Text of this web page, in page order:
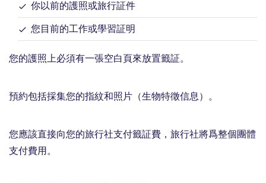
你以前的護照或旅行証件
您目前的工作或學習証明
您的護照上必須有一張空白頁來放置籤証。
預約包括採集您的指紋和照片（生物特徵信息）。
您應該直接向您的旅行社支付籤証費，旅行社將爲整個團體
支付費用。